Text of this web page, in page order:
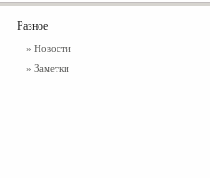
Разное
» Новости
» Заметки